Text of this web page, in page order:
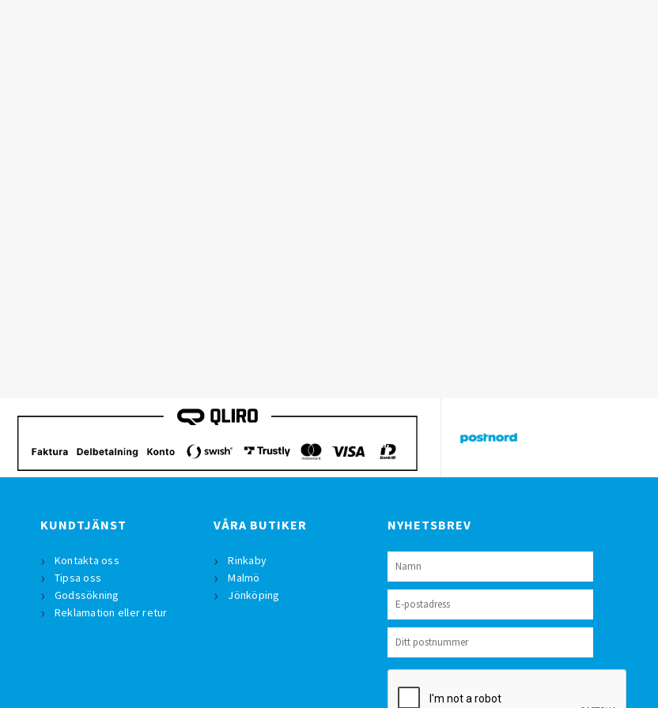
KUNDTJÄNST
Kontakta oss
Tipsa oss
Godssökning
Reklamation eller retur
VÅRA BUTIKER
Rinkaby
Malmö
Jönköping
NYHETSBREV